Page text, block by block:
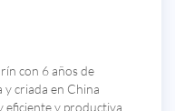
con 6 años de
y criada en China
eficiente y productiva.